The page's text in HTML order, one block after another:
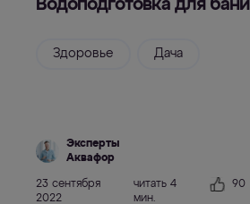
Водоподготовка для бани
Здоровье Дача
Эксперты
Аквафор
23 сентября
2022
читать 4
мин.
90